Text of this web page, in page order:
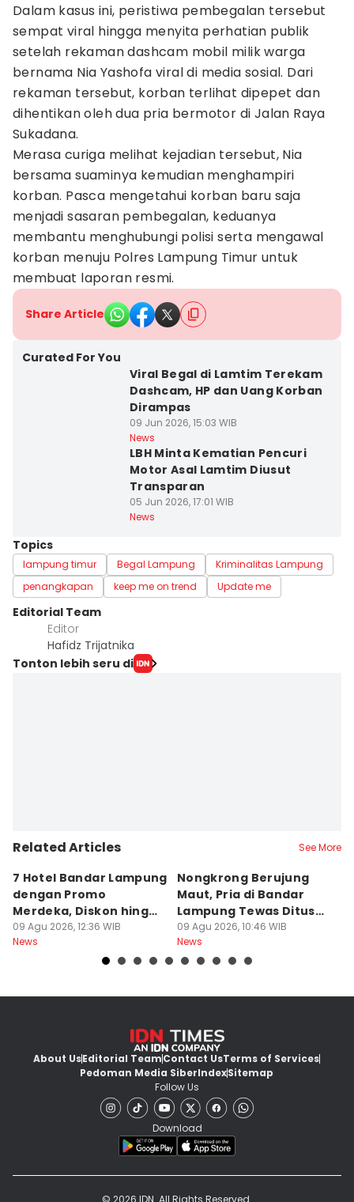
Dalam kasus ini, peristiwa pembegalan tersebut
sempat viral hingga menyita perhatian publik
setelah rekaman dashcam mobil milik warga
bernama Nia Yashofa viral di media sosial. Dari
rekaman tersebut, korban terlihat dipepet dan
dihentikan oleh dua pria bermotor di Jalan Raya
Sukadana.
Merasa curiga melihat kejadian tersebut, Nia
bersama suaminya kemudian menghampiri
korban. Pasca mengetahui korban baru saja
menjadi sasaran pembegalan, keduanya
membantu menghubungi polisi serta mengawal
korban menuju Polres Lampung Timur untuk
membuat laporan resmi.
Share Article
Curated For You
Viral Begal di Lamtim Terekam
Dashcam, HP dan Uang Korban
Dirampas
09 Jun 2026, 15:03 WIB
News
LBH Minta Kematian Pencuri
Motor Asal Lamtim Diusut
Transparan
05 Jun 2026, 17:01 WIB
News
Topics
lampung timur Begal Lampung
Kriminalitas Lampung
penangkapan
keep me on trend Update me
Editorial Team
Editor
Hafidz Trijatnika
Tonton lebih seru di
Related Articles See More
7 Hotel Bandar Lampung
dengan Promo
Merdeka, Diskon hingga
50 Persen
09 Agu 2026, 12:36 WIB
News
Nongkrong Berujung
Maut, Pria di Bandar
Lampung Tewas Ditusuk
Teman
09 Agu 2026, 10:46 WIB
News
About UsEditorial TeamContact UsTerms of Services
Pedoman Media SiberIndexSitemap
Follow Us
Download
© 2026 IDN. All Rights Reserved.